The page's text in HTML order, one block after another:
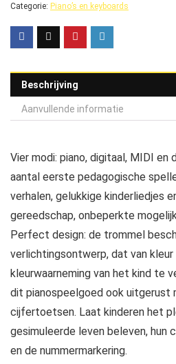
Categorie: Piano’s en keyboards
Beschrijving
Aanvullende informatie
Vier modi: piano, digitaal, MIDI en
aantal eerste pedagogische
verhalen, gelukkige kinderliedjes
gereedschap, onbeperkte
Perfect design: de trommel
verlichtingsontwerp, dat van
kleurwaarneming van het kind te
dit pianospeelgoed ook
cijfertoetsen. Laat kinderen het
gesimuleerde leven beleven, hun
en de nummermarkering.